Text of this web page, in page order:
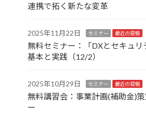
連携で拓く新たな変革
2025年11月22日 セミナー 最近の投稿
無料セミナー：「DXとセキュリ
基本と実践（12/2）
2025年10月29日 セミナー 最近の投稿
無料講習会：事業計画(補助金)
ー